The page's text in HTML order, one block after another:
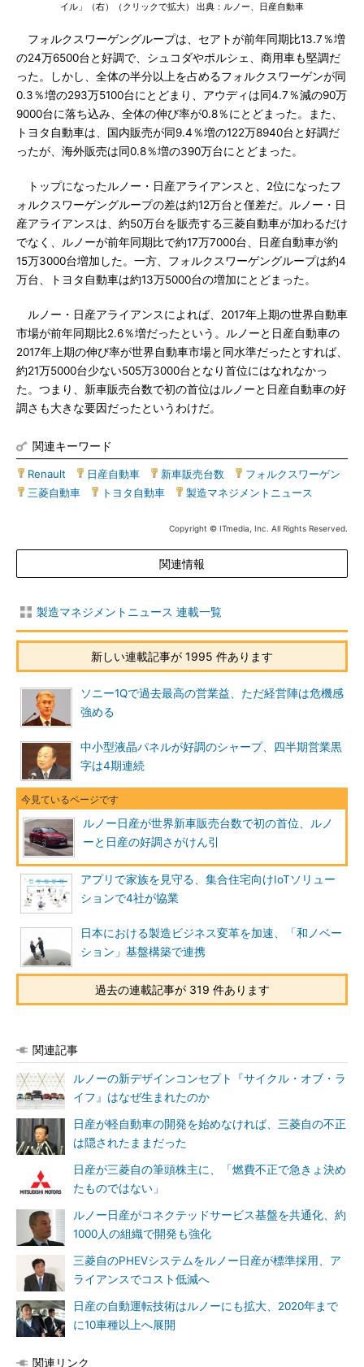
イル」（右）（クリックで拡大） 出典：ルノー、日産自動車
フォルクスワーゲングループは、セアトが前年同期比13.7％増
の24万6500台と好調で、シュコダやポルシェ、商用車も堅調だ
った。しかし、全体の半分以上を占めるフォルクスワーゲンが同
0.3％増の293万5100台にとどまり、アウディは同4.7％減の90万
9000台に落ち込み、全体の伸び率が0.8％にとどまった。また、
トヨタ自動車は、国内販売が同9.4％増の122万8940台と好調だ
ったが、海外販売は同0.8％増の390万台にとどまった。
トップになったルノー・日産アライアンスと、2位になったフ
ォルクスワーゲングループの差は約12万台と僅差だ。ルノー・日
産アライアンスは、約50万台を販売する三菱自動車が加わるだけ
でなく、ルノーが前年同期比で約17万7000台、日産自動車が約
15万3000台増加した。一方、フォルクスワーゲングループは約4
万台、トヨタ自動車は約13万5000台の増加にとどまった。
ルノー・日産アライアンスによれば、2017年上期の世界自動車
市場が前年同期比2.6％増だったという。ルノーと日産自動車の
2017年上期の伸び率が世界自動車市場と同水準だったとすれば、
約21万5000台少ない505万3000台となり首位にはなれなかっ
た。つまり、新車販売台数で初の首位はルノーと日産自動車の好
調さも大きな要因だったというわけだ。
関連キーワード
Renault 日産自動車 新車販売台数 フォルクスワーゲン
三菱自動車
トヨタ自動車 製造マネジメントニュース
Copyright © ITmedia, Inc. All Rights Reserved.
関連情報
製造マネジメントニュース 連載一覧
新しい連載記事が 1995 件あります
ソニー1Qで過去最高の営業益、ただ経営陣は危機感
強める
中小型液晶パネルが好調のシャープ、四半期営業黒
字は4期連続
ルノー日産が世界新車販売台数で初の首位、ルノ
ーと日産の好調さがけん引
アプリで家族を見守る、集合住宅向けIoTソリュー
ションで4社が協業
日本における製造ビジネス変革を加速、「和ノベー
ション」基盤構築で連携
過去の連載記事が 319 件あります
関連記事
ルノーの新デザインコンセプト『サイクル・オブ・ラ
イフ』はなぜ生まれたのか
日産が軽自動車の開発を始めなければ、三菱自の不正
は隠されたままだった
日産が三菱自の筆頭株主に、「燃費不正で急きょ決め
たものではない」
ルノー日産がコネクテッドサービス基盤を共通化、約
1000人の組織で開発も強化
三菱自のPHEVシステムをルノー日産が標準採用、ア
ライアンスでコスト低減へ
日産の自動運転技術はルノーにも拡大、2020年まで
に10車種以上へ展開
関連リンク